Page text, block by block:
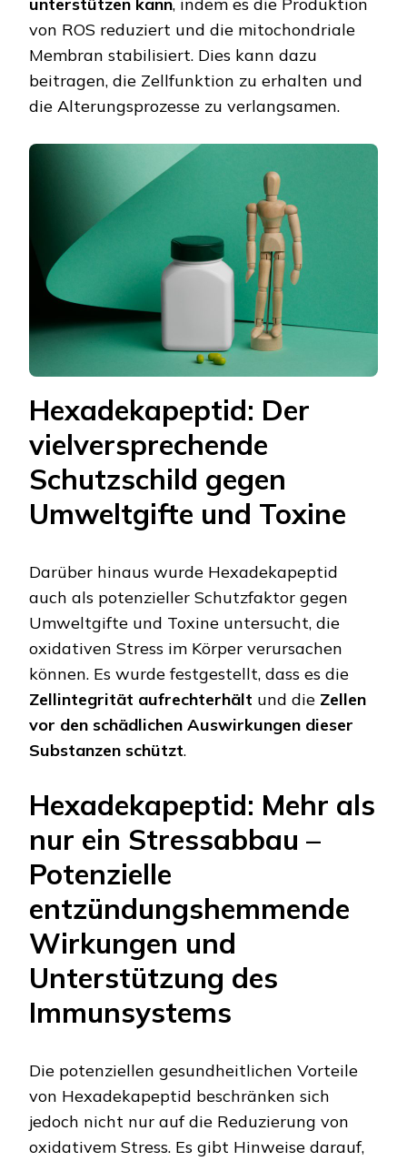
unterstützen kann, indem es die Produktion
von ROS reduziert und die mitochondriale
Membran stabilisiert. Dies kann dazu
beitragen, die Zellfunktion zu erhalten und
die Alterungsprozesse zu verlangsamen.
Hexadekapeptid: Der
vielversprechende
Schutzschild gegen
Umweltgifte und Toxine
Darüber hinaus wurde Hexadekapeptid
auch als potenzieller Schutzfaktor gegen
Umweltgifte und Toxine untersucht, die
oxidativen Stress im Körper verursachen
können. Es wurde festgestellt, dass es die
Zellintegrität aufrechterhält und die Zellen
vor den schädlichen Auswirkungen dieser
Substanzen schützt.
Hexadekapeptid: Mehr als
nur ein Stressabbau –
Potenzielle
entzündungshemmende
Wirkungen und
Unterstützung des
Immunsystems
Die potenziellen gesundheitlichen Vorteile
von Hexadekapeptid beschränken sich
jedoch nicht nur auf die Reduzierung von
oxidativem Stress. Es gibt Hinweise darauf,